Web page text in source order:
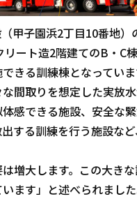
子園浜2丁目10番地）
ート造2階建てのB・C
きる訓練棟となっていま
間取りを想定した実放
感できる施設、安全な
する訓練を行う施設な
増大します。この大き
ます」と述べられました